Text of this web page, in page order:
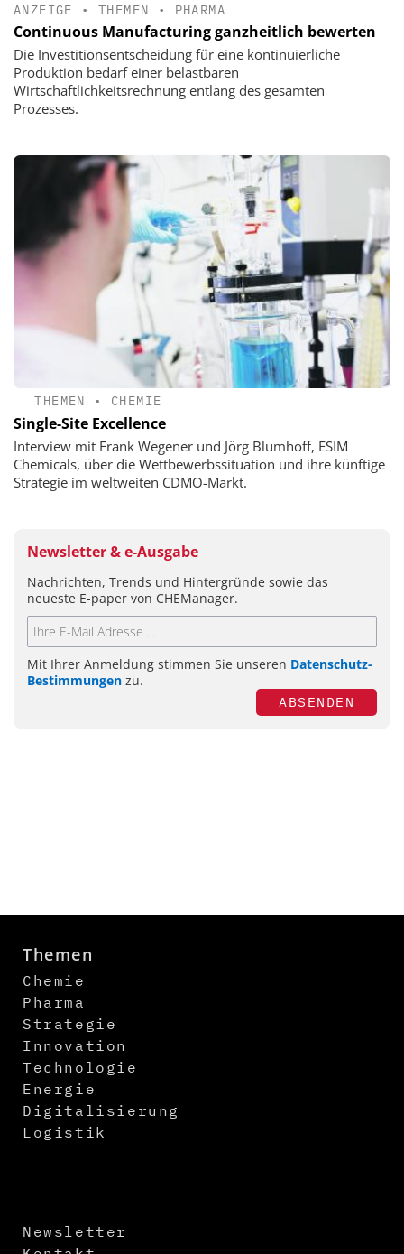
ANZEIGE •THEMEN • PHARMA
Continuous Manufacturing ganzheitlich bewerten
Die Investitionsentscheidung für eine kontinuierliche
Produktion bedarf einer belastbaren
Wirtschaftlichkeitsrechnung entlang des gesamten
Prozesses.
THEMEN • CHEMIE
Single-Site Excellence
Interview mit Frank Wegener und Jörg Blumhoff, ESIM
Chemicals, über die Wettbewerbssituation und ihre künftige
Strategie im weltweiten CDMO-Markt.
Newsletter & e-Ausgabe
Nachrichten, Trends und Hintergründe sowie das
neueste E-paper von CHEManager.
Mit Ihrer Anmeldung stimmen Sie unseren Datenschutz-
Bestimmungen zu.
ABSENDEN
Themen
Chemie
Pharma
Strategie
Innovation
Technologie
Energie
Digitalisierung
Logistik
Newsletter